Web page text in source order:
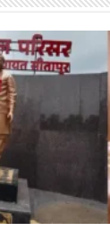
g
e
r
m